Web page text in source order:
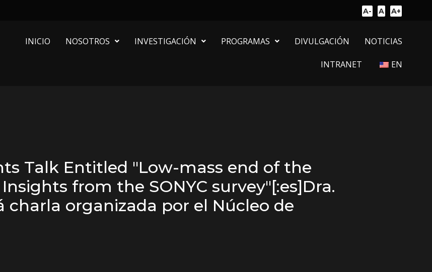
A- A A+
INICIO NOSOTROS INVESTIGACIÓN PROGRAMAS DIVULGACIÓN NOTICIAS
INTRANET EN
Talk Entitled "Low-mass end of the
from the SONYC survey"[:es]Dra.
charla organizada por el Núcleo de